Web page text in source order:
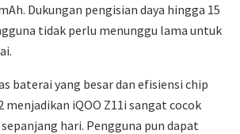
Dukungan pengisian daya hingga 15
tidak perlu menunggu lama untuk
baterai yang besar dan efisiensi chip
menjadikan iQOO Z11i sangat cocok
hari. Pengguna pun dapat